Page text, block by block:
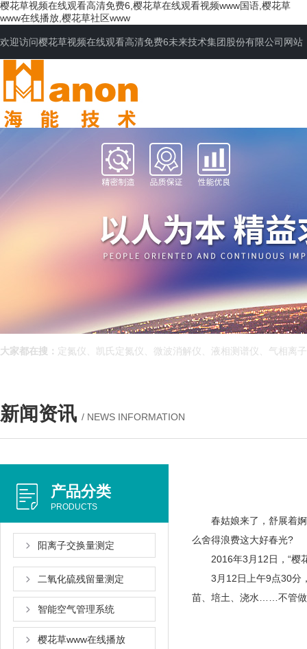
樱花草视频在线观看高清免费6,樱花草在线观看视频www国语,樱花草
www在线播放,樱花草社区www
欢迎访问樱花草视频在线观看高清免费6未来技术集团股份有限公司网站
网站首页
大家都在搜： 定氮仪、凯氏定氮仪、微波消解仪、液相测谱仪、气相
新闻资讯 / NEWS INFORMATION
产品分类
PRODUCTS
阳离子交换量测定
二氧化硫残留量测定
智能空气管理系统
樱花草www在线播放
春姑娘来了，舒展着
么舍得浪费这大好春光?
2016年3月12日，“樱花
3月12日上午9点30分，
苗、培土、浇水……不